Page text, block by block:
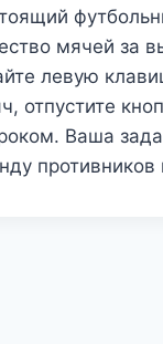
мячей за
левую
отпустите
Ваша
противников